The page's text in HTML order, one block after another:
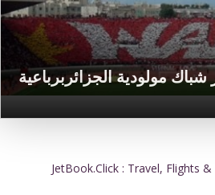
شباك مولودية الجزائربرباعية
JetBook.Click : Travel, Flights